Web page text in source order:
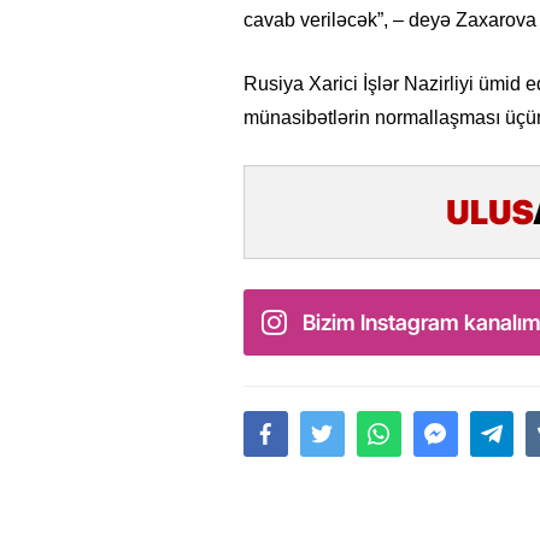
cavab veriləcək”, – deyə
Rusiya Xarici İşlər Nazirliyi ümid
münasibətlərin normallaşması
Bizim Instagram